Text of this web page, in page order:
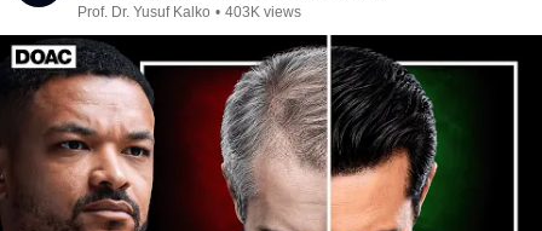
Prof. Dr. Yusuf Kalko • 403K views